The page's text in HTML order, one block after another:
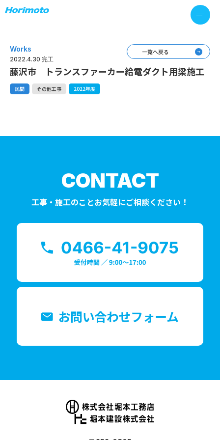
Works
2022.4.30 完工
藤沢市 トランスファーカー給電ダクト用梁施工
民間 その他工事 2022年度
一覧へ戻る
CONTACT
工事・施工のことお気軽にご相談ください！